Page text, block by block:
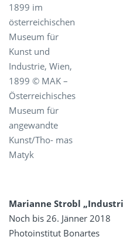
1899 im
österreichischen
Museum für
Kunst und
Industrie, Wien,
1899 © MAK –
Österreichisches
Museum für
angewandte
Kunst/Tho- mas
Matyk
Marianne Strobl
Noch bis 26. Jänner 2018
Photoinstitut Bonartes